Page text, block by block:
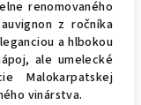
renomovaného
z ročníka
a hlbokou
ale umelecké
Malokarpatskej
vinárstva.